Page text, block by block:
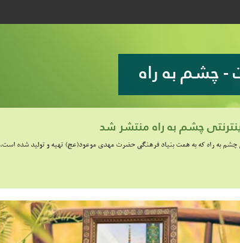
- چشم به راه
چشم به راه منتشر شد
چشم به راه که به همت بنیاد فرهنگی حضرت مهدی موعود(عج) تهیه و تولید شده است،